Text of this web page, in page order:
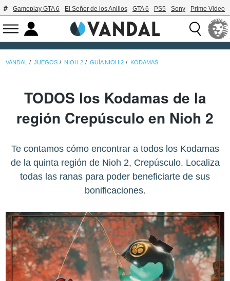
Gameplay GTA 6 El Señor de los Anillos GTA 6 PS5 Sony Prime Video
VANDAL JUEGOS NIOH 2 GUÍA NIOH 2 KODAMAS
TODOS los Kodamas de la
región Crepúsculo en Nioh 2
Te contamos cómo encontrar a todos los Kodamas
de la quinta región de Nioh 2, Crepúsculo. Localiza
todas las ranas para poder beneficiarte de sus
bonificaciones.